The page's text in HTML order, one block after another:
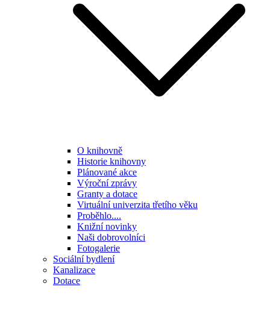
O knihovně
Historie knihovny
Plánované akce
Výroční zprávy
Granty a dotace
Virtuální univerzita třetího věku
Proběhlo....
Knižní novinky
Naši dobrovolníci
Fotogalerie
Sociální bydlení
Kanalizace
Dotace